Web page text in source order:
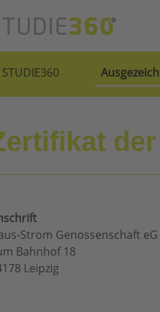
STUDIE360
der
Strom Genossenschaft eG
Bahnhof 18
Leipzig